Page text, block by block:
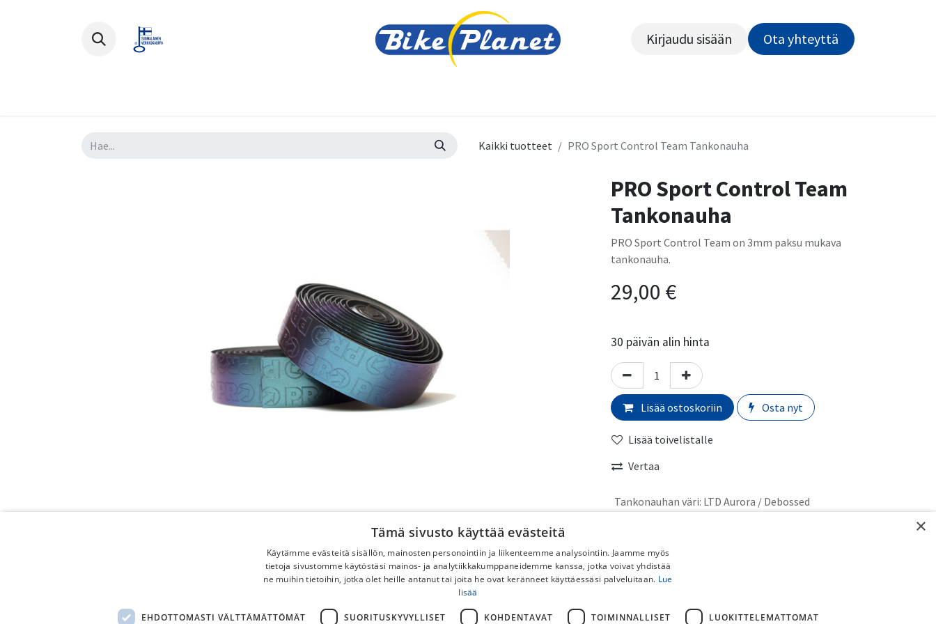
Kirjaudu sisään Ota yhteyttä​​​​​​
Kaikki tuotteet PRO Sport Control Team Tankonauha
PRO Sport Control Team
Tankonauha
PRO Sport Control Team on 3mm paksu mukava
tankonauha.
29,00 €
30 päivän alin hinta
Lisää ostoskoriin Osta nyt
Lisää toivelistalle
Vertaa
Tankonauhan väri: LTD Aurora / Debossed
Toimituskulut:
Nouto myymälästä:
Postipaketti (ei pyörille):
​​​​​​​8,90€
×
Tämä sivusto käyttää evästeitä
Käytämme evästeitä sisällön, mainosten personointiin ja liikenteemme analysointiin. Jaamme myös
tietoja sivustomme käytöstäsi mainos- ja analytiikkakumppaneidemme kanssa, jotka voivat yhdistää
ne muihin tietoihin, jotka olet heille antanut tai joita he ovat keränneet käyttäessäsi palveluitaan. Lue
lisää
EHDOTTOMASTI VÄLTTÄMÄTTÖMÄT SUORITUSKYVYLLISET KOHDENTAVAT TOIMINNALLISET LUOKITTELEMATTOMAT